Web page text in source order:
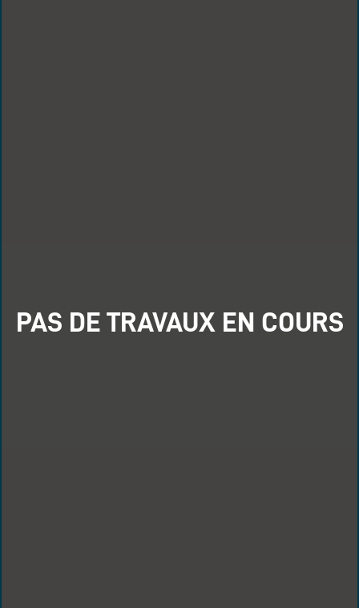
PAS DE TRAVAUX EN COURS